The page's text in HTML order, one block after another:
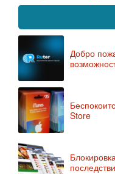
Добро
Store